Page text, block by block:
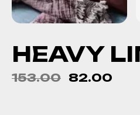
HEAVY
153.00 82.00